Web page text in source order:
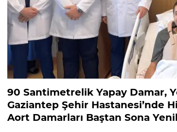
90 Santimetrelik Yapay Damar,
Gaziantep Şehir Hastanesi’nde
Aort Damarları Baştan Sona